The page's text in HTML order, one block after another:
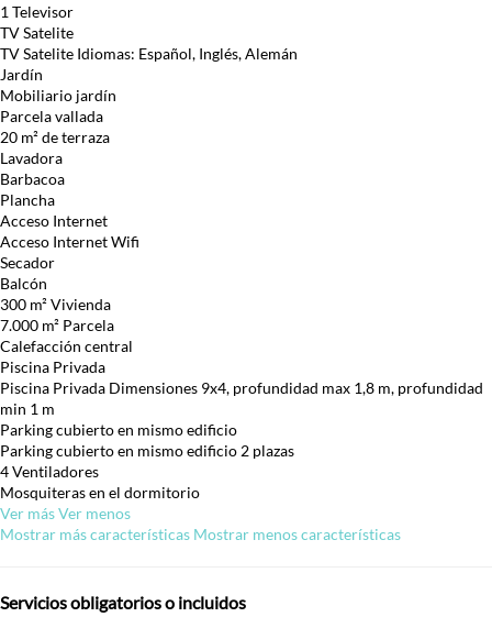
1 Televisor
TV Satelite
TV Satelite Idiomas: Español, Inglés, Alemán
Jardín
Mobiliario jardín
Parcela vallada
20 m² de terraza
Lavadora
Barbacoa
Plancha
Acceso Internet
Acceso InternetWifi
Secador
Balcón
300 m² Vivienda
7.000 m² Parcela
Calefacción central
Piscina Privada
Piscina Privada Dimensiones 9x4, profundidad max 1,8 m, profundidad
min 1 m
Parking cubierto en mismo edificio
Parking cubierto en mismo edificio 2 plazas
4 Ventiladores
Mosquiteras en el dormitorio
Ver másVer menos
Mostrar más características Mostrar menos características
Servicios obligatorios o incluidos